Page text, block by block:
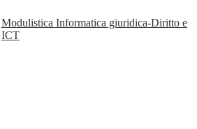
Modulistica Informatica giuridica-Diritto e
ICT